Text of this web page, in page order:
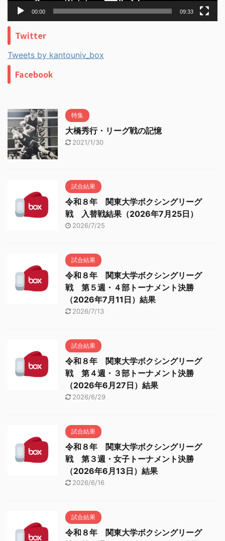
00:00 09:33
Twitter
Tweets by kantouniv_box
Facebook
特集
大橋秀行・リーグ戦の記憶
2021/1/30
試合結果
令和８年 関東大学ボクシングリーグ
戦 入替戦結果（2026年7月25日）
2026/7/25
試合結果
令和８年 関東大学ボクシングリーグ
戦 第５週・４部トーナメント決勝
（2026年7月11日）結果
2026/7/13
試合結果
令和８年 関東大学ボクシングリーグ
戦 第４週・３部トーナメント決勝
（2026年6月27日）結果
2026/6/29
試合結果
令和８年 関東大学ボクシングリーグ
戦 第３週・女子トーナメント決勝
（2026年6月13日）結果
2026/6/16
試合結果
令和８年 関東大学ボクシングリーグ